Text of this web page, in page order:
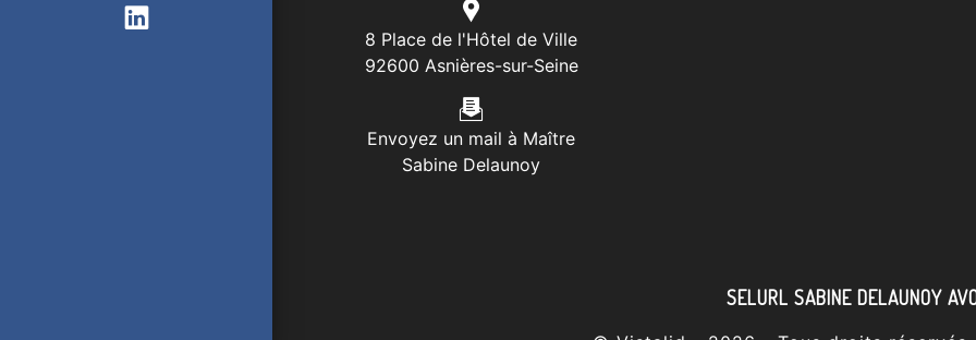
8 Place de l'Hôtel de Ville
92600 Asnières-sur-Seine
Envoyez un mail à Maître
Sabine Delaunoy
SELURL SABINE DELAUNOY